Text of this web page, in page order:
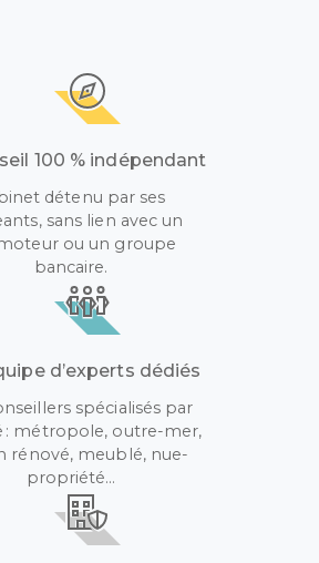
100 % indépendant
détenu par ses
sans lien avec un
ou un groupe
bancaire.
d’experts dédiés
spécialisés par
: métropole, outre-mer,
rénové, meublé, nue-
propriété…